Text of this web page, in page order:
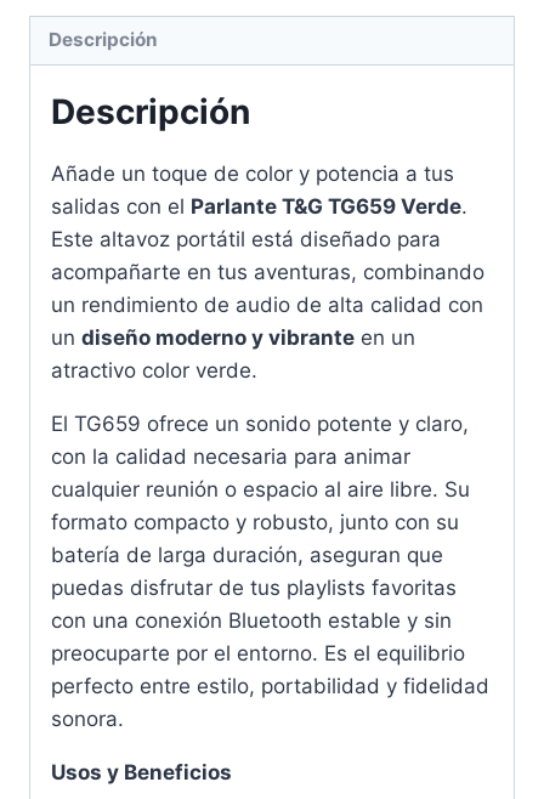
Descripción
Descripción
Añade un toque de color y potencia a tus
salidas con el Parlante T&G TG659 Verde.
Este altavoz portátil está diseñado para
acompañarte en tus aventuras, combinando
un rendimiento de audio de alta calidad con
un diseño moderno y vibrante en un
atractivo color verde.
El TG659 ofrece un sonido potente y claro,
con la calidad necesaria para animar
cualquier reunión o espacio al aire libre. Su
formato compacto y robusto, junto con su
batería de larga duración, aseguran que
puedas disfrutar de tus playlists favoritas
con una conexión Bluetooth estable y sin
preocuparte por el entorno. Es el equilibrio
perfecto entre estilo, portabilidad y fidelidad
sonora.
Usos y Beneficios